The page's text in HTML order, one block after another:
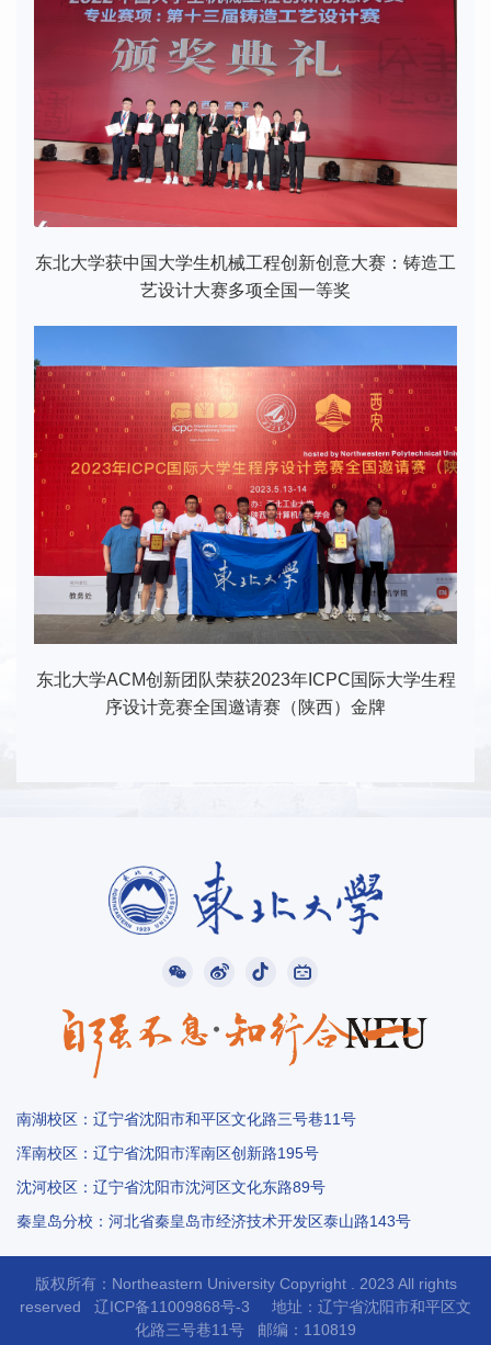
东北大学获中国大学生机械工程创新创意大赛：铸造工
艺设计大赛多项全国一等奖
东北大学ACM创新团队荣获2023年ICPC国际大学生程
序设计竞赛全国邀请赛（陕西）金牌
南湖校区：辽宁省沈阳市和平区文化路三号巷11号
浑南校区：辽宁省沈阳市浑南区创新路195号
沈河校区：辽宁省沈阳市沈河区文化东路89号
秦皇岛分校：河北省秦皇岛市经济技术开发区泰山路143号
版权所有：Northeastern University Copyright . 2023 All rights
reserved 辽ICP备11009868号-3
地址：辽宁省沈阳市和平区文
化路三号巷11号 邮编：110819
1/9